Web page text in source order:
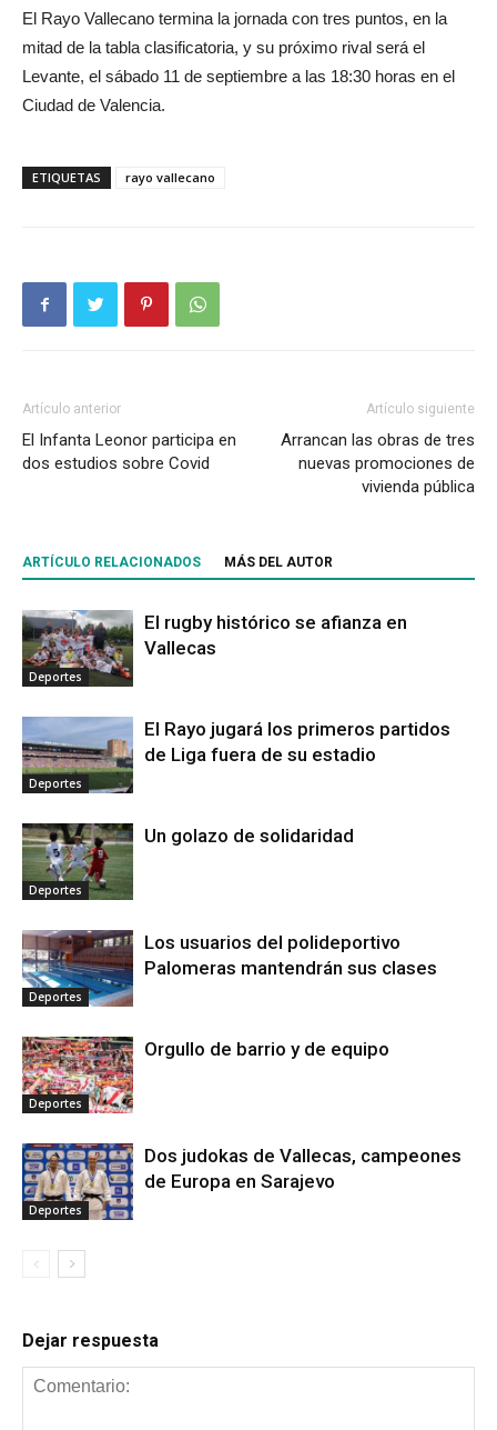
El Rayo Vallecano termina la jornada con tres puntos, en la
mitad de la tabla clasificatoria, y su próximo rival será el
Levante, el sábado 11 de septiembre a las 18:30 horas en el
Ciudad de Valencia.
ETIQUETAS rayo vallecano
Artículo anterior
El Infanta Leonor participa en
dos estudios sobre Covid
Artículo siguiente
Arrancan las obras de tres
nuevas promociones de
vivienda pública
ARTÍCULO RELACIONADOS MÁS DEL AUTOR
Deportes
El rugby histórico se afianza en
Vallecas
Deportes
El Rayo jugará los primeros partidos
de Liga fuera de su estadio
Deportes
Un golazo de solidaridad
Deportes
Los usuarios del polideportivo
Palomeras mantendrán sus clases
Deportes
Orgullo de barrio y de equipo
Deportes
Dos judokas de Vallecas, campeones
de Europa en Sarajevo
Dejar respuesta